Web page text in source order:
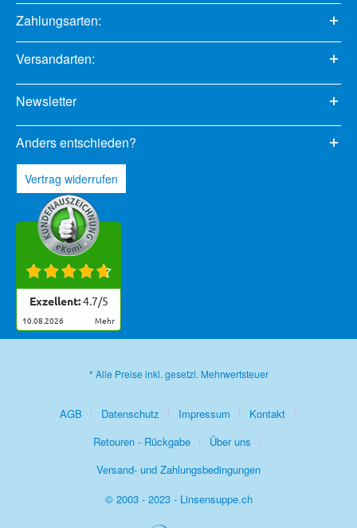
Zahlungsarten:
Versandarten:
Newsletter
Anders entschieden?
Vertrag widerrufen
Exzellent:4.7/5
10.08.2026 mehr
* Alle Preise inkl. gesetzl. Mehrwertsteuer
AGB Datenschutz Impressum
Kontakt
Retouren - Rückgabe
Über uns
Versand- und Zahlungsbedingungen
© 2003 - 2023 - Linsensuppe.ch